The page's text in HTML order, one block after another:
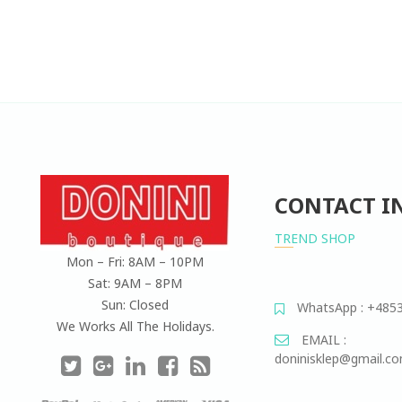
Mon – Fri: 8AM – 10PM
Sat: 9AM – 8PM
Sun: Closed
We Works All The Holidays.
CONTACT
TREND SHOP
WhatsApp :
EMAIL :